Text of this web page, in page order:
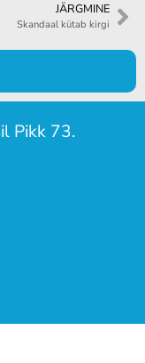
JÄRGMINE
Skandaal kütab kirgi
Pikk 73.